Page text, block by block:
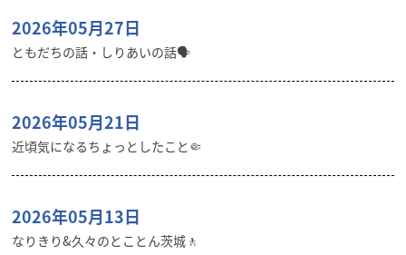
2026年05月27日
ともだちの話・しりあいの話🗣️
2026年05月21日
近頃気になるちょっとしたこと🤏
2026年05月13日
なりきり&久々のとことん茨城🚶